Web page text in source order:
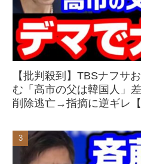
【批判殺到】TBSナフサ
む「高市の父は韓国人」
削除逃亡→指摘に逆ギレ【